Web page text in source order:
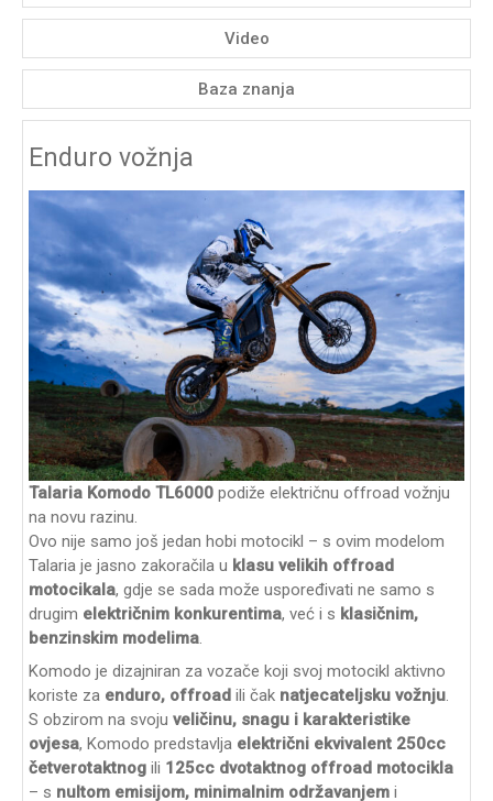
Video
Baza znanja
Enduro vožnja
Talaria Komodo TL6000 podiže električnu offroad vožnju
na novu razinu.
Ovo nije samo još jedan hobi motocikl – s ovim modelom
Talaria je jasno zakoračila u klasu velikih offroad
motocikala, gdje se sada može uspoređivati ne samo s
drugim električnim konkurentima, već i s klasičnim,
benzinskim modelima.
Komodo je dizajniran za vozače koji svoj motocikl aktivno
koriste za enduro, offroad ili čak natjecateljsku vožnju.
S obzirom na svoju veličinu, snagu i karakteristike
ovjesa, Komodo predstavlja električni ekvivalent 250cc
četverotaktnog ili 125cc dvotaktnog offroad motocikla
– s nultom emisijom, minimalnim održavanjem i